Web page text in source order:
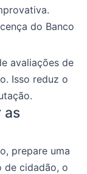
do Banco
avaliações de
Isso reduz o
as
prepare uma
de cidadão, o